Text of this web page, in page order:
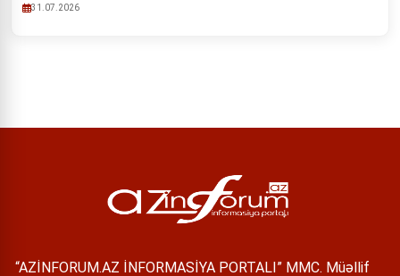
31.07.2026
“AZİNFORUM.AZ İNFORMASİYA PORTALI” MMC. Müəllif